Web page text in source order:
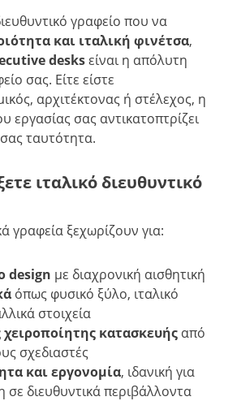
γραφείο που να
και ιταλική φινέτσα,
desksείναι η απόλυτη
σας. Είτε είστε
αρχιτέκτονας ή στέλεχος, η
σας αντικατοπτρίζει
ταυτότητα.
ιταλικό διευθυντικό
γραφεία ξεχωρίζουν για:
design με διαχρονική αισθητική
όπως φυσικό ξύλο, ιταλικό
στοιχεία
κατασκευής από
σχεδιαστές
και εργονομία, ιδανική για
σε διευθυντικά περιβάλλοντα